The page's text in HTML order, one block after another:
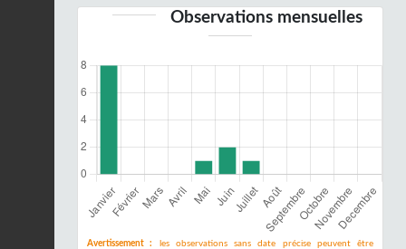
Observations mensuelles
Avertissement :
les observations sans date précise peuvent être